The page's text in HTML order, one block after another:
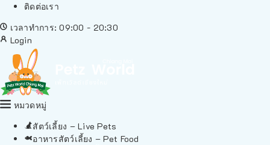
ติดต่อเรา
เวลาทำการ: 09:00 - 20:30
Login
หมวดหมู่
สัตว์เลี้ยง – Live Pets
อาหารสัตว์เลี้ยง – Pet Food